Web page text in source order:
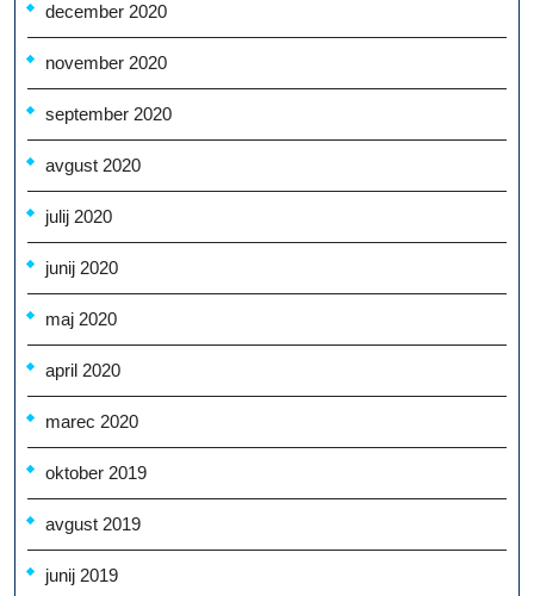
december 2020
november 2020
september 2020
avgust 2020
julij 2020
junij 2020
maj 2020
april 2020
marec 2020
oktober 2019
avgust 2019
junij 2019